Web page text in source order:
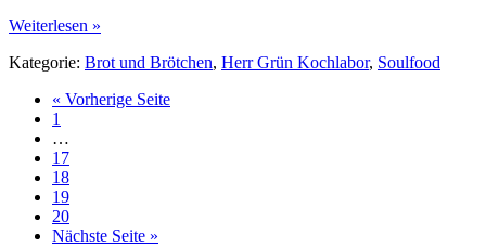
Weiterlesen »
Kategorie: Brot und Brötchen, Herr Grün Kochlabor, Soulfood
« Vorherige Seite
1
…
17
18
19
20
Nächste Seite »